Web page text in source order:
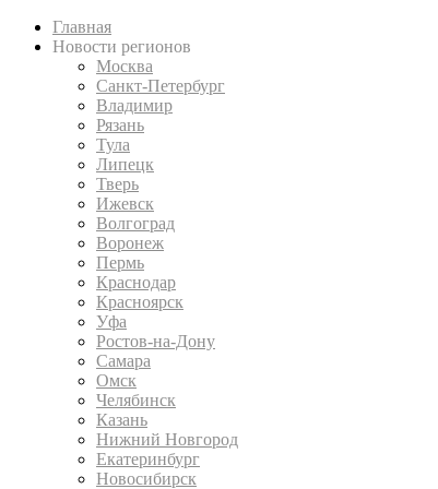
Главная
Новости регионов
Москва
Санкт-Петербург
Владимир
Рязань
Тула
Липецк
Тверь
Ижевск
Волгоград
Воронеж
Пермь
Краснодар
Красноярск
Уфа
Ростов-на-Дону
Самара
Омск
Челябинск
Казань
Нижний Новгород
Екатеринбург
Новосибирск